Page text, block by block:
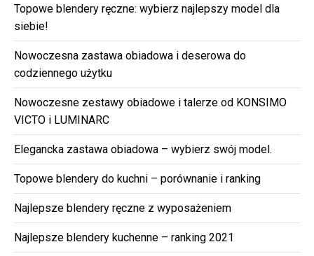
Topowe blendery ręczne: wybierz najlepszy model dla
siebie!
Nowoczesna zastawa obiadowa i deserowa do
codziennego użytku
Nowoczesne zestawy obiadowe i talerze od KONSIMO
VICTO i LUMINARC
Elegancka zastawa obiadowa – wybierz swój model.
Topowe blendery do kuchni – porównanie i ranking
Najlepsze blendery ręczne z wyposażeniem
Najlepsze blendery kuchenne – ranking 2021